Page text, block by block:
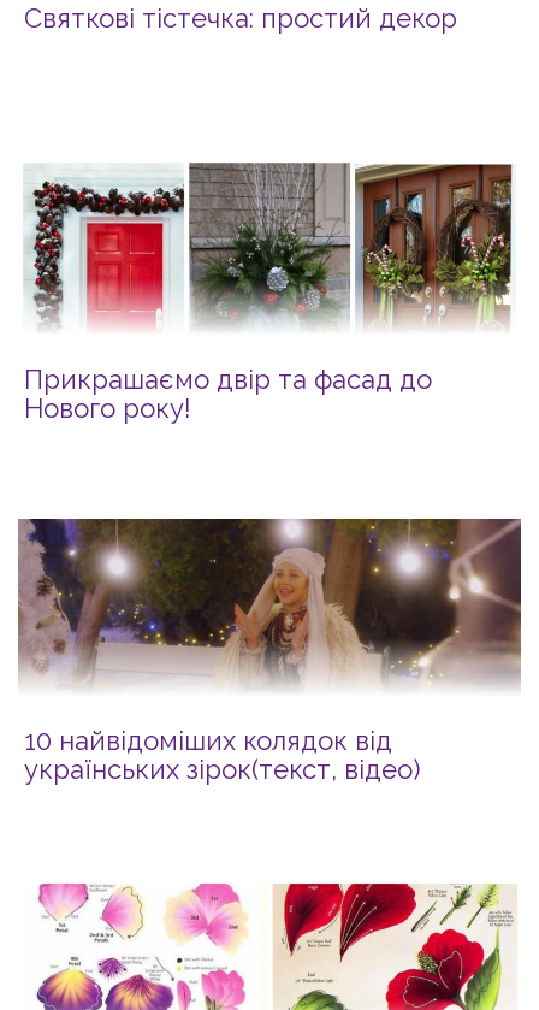
Святкові тістечка: простий декор
Прикрашаємо двір та фасад до
Нового року!
10 найвідоміших колядок від
українських зірок(текст, відео)